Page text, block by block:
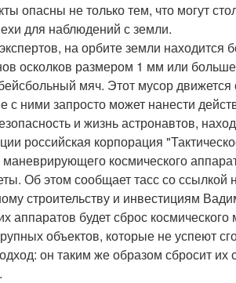
опасны не только тем, что могут
для наблюдений с земли.
на орбите земли
осколков размером 1 мм или
мяч. Этот мусор
с ними запросто может нанести
и жизнь астронавтов,
российская корпорация
маневрирующего космического
Об этом сообщает тасс со ссылкой
строительству и инвестициям
аппаратов будет сброс
объектов, которые не успеют
он таким же образом сбросит